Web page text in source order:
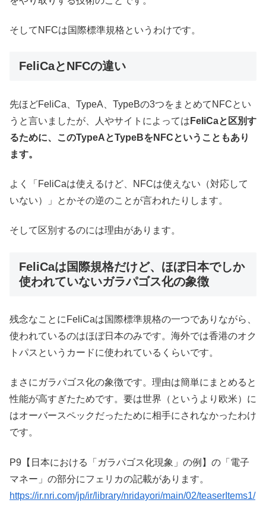
そしてNFCは国際標準規格というわけです。
FeliCaとNFCの違い
先ほどFeliCa、TypeA、TypeBの3つをまとめてNFCとい
うと言いましたが、人やサイトによっては FeliCaと区別す
るために、このTypeAとTypeBをNFCということもあり
ます。
よく「FeliCaは使えるけど、NFCは使えない（対応して
いない）」とかその逆のことが言われたりします。
そして区別するのには理由があります。
FeliCaは国際規格だけど、ほぼ日本でしか
使われていないガラパゴス化の象徴
残念なことにFeliCaは国際標準規格の一つでありながら、
使われているのはほぼ日本のみです。海外では香港のオク
トパスというカードに使われているくらいです。
まさにガラパゴス化の象徴です。理由は簡単にまとめると
性能が高すぎたためです。要は世界（というより欧米）に
はオーバースペックだったために相手にされなかったわけ
です。
P9【日本における「ガラパゴス化現象」の例】の「電子
マネー」の部分にフェリカの記載があります。
https://ir.nri.com/jp/ir/library/nridayori/main/02/teaserItems1/